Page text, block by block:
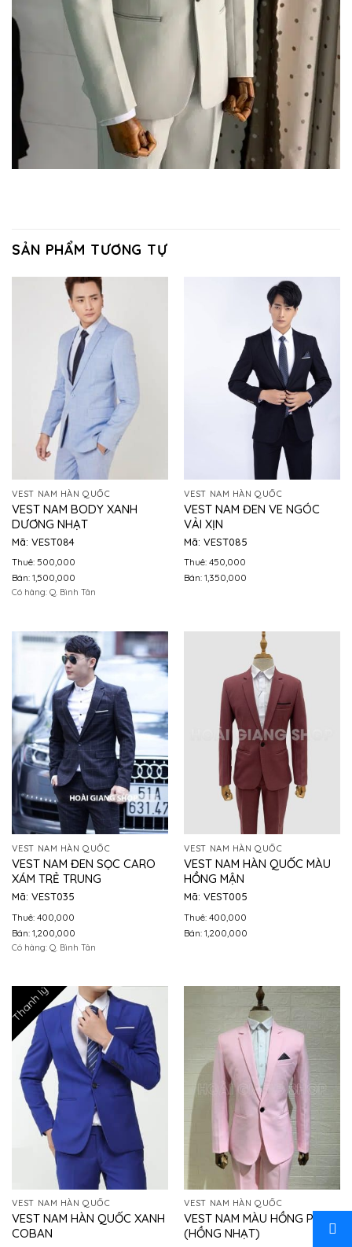
SẢN PHẨM TƯƠNG TỰ
VEST NAM HÀN QUỐC
VEST NAM BODY XANH
DƯƠNG NHẠT
Mã: VEST084
Thuê: 500,000
Bán: 1,500,000
Có hàng: Q. Bình Tân
VEST NAM HÀN QUỐC
VEST NAM ĐEN VE NGÓC
VẢI XỊN
Mã: VEST085
Thuê: 450,000
Bán: 1,350,000
VEST NAM HÀN QUỐC
VEST NAM ĐEN SỌC CARO
XÁM TRẺ TRUNG
Mã: VEST035
Thuê: 400,000
Bán: 1,200,000
Có hàng: Q. Bình Tân
VEST NAM HÀN QUỐC
VEST NAM HÀN QUỐC MÀU
HỒNG MẬN
Mã: VEST005
Thuê: 400,000
Bán: 1,200,000
Thanh lý
VEST NAM HÀN QUỐC
VEST NAM HÀN QUỐC XANH
COBAN
VEST NAM HÀN QUỐC
VEST NAM MÀU HỒNG PHẤN
(HỒNG NHẠT)